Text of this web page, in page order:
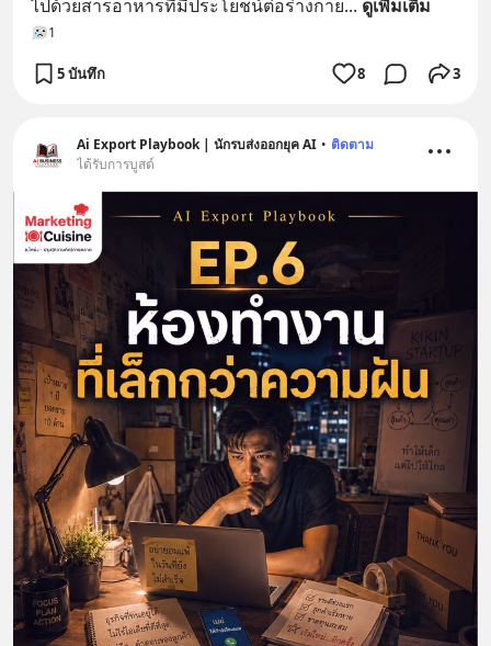
ไปด้วยสารอาหารที่มีประโยชน์ต่อร่างกาย... ดูเพิ่มเติม
1
5 บันทึก 8 3
Ai Export Playbook | นักรบส่งออกยุค AI • ติดตาม
ได้รับการบูสต์